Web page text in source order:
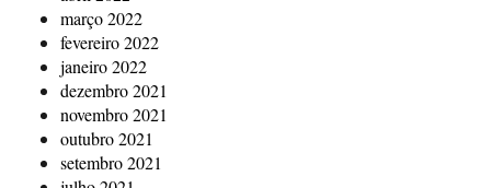
março 2022
fevereiro 2022
janeiro 2022
dezembro 2021
novembro 2021
outubro 2021
setembro 2021